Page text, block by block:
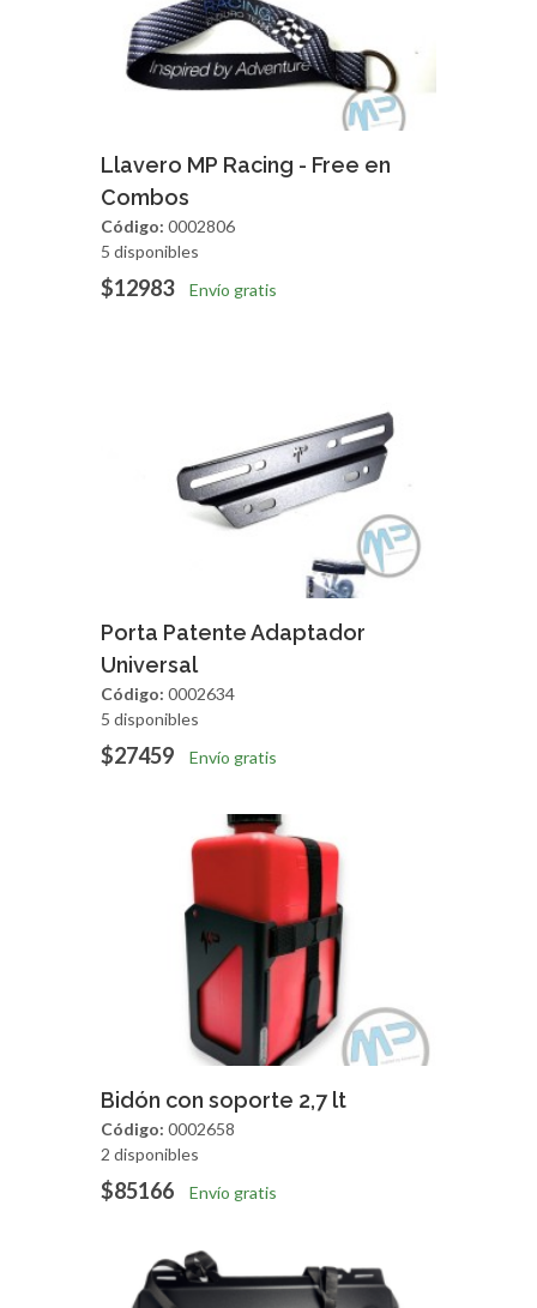
Agregar Vista Rapida
Llavero MP Racing - Free en
Combos
Código: 0002806
5 disponibles
$12983 Envío gratis
Agregar Vista Rapida
Porta Patente Adaptador
Universal
Código: 0002634
5 disponibles
$27459 Envío gratis
Agregar Vista Rapida
Bidón con soporte 2,7 lt
Código: 0002658
2 disponibles
$85166 Envío gratis